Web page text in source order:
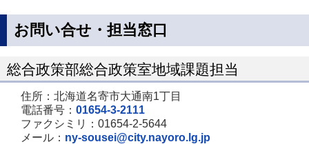
お問い合せ・担当窓口
総合政策部総合政策室地域課題担当
住所：北海道名寄市大通南1丁目
電話番号： 01654-3-2111
ファクシミリ：01654-2-5644
メール： ny-sousei@city.nayoro.lg.jp